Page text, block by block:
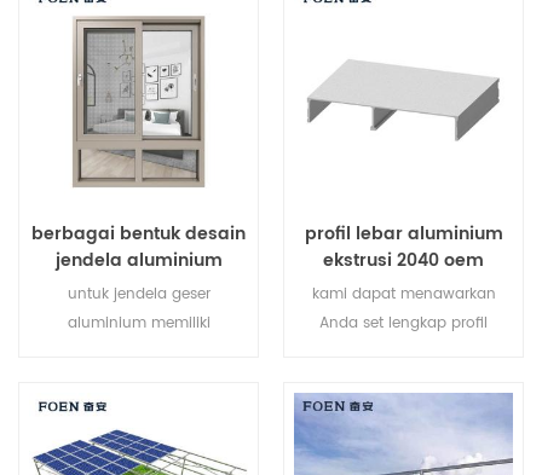
berbagai bentuk desain
jendela aluminium
untuk jendela geser
aluminium memiliki
untuk memungkinkan
ventilasi penuh atas ke
bawah. karena selempang
profil lebar aluminium
ekstrusi 2040 oem
kami dapat menawarkan
Anda set lengkap profil
aluminium pasir.